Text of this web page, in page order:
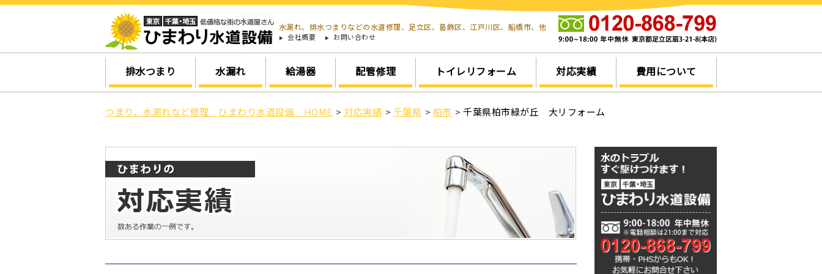
水漏れ、排水つまりなどの水道修理、足立区、葛飾区、江戸川区、船橋市、他
会社概要 お問い合わせ
排水つまり 水漏れ 給湯器 配管修理 トイレリフォーム 対応実績 費用について
つまり、水漏れなど修理 ひまわり水道設備 HOME > 対応実績 > 千葉県 > 柏市 > 千葉県柏市緑が丘 大リフォーム